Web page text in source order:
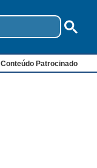
Conteúdo Patrocinado